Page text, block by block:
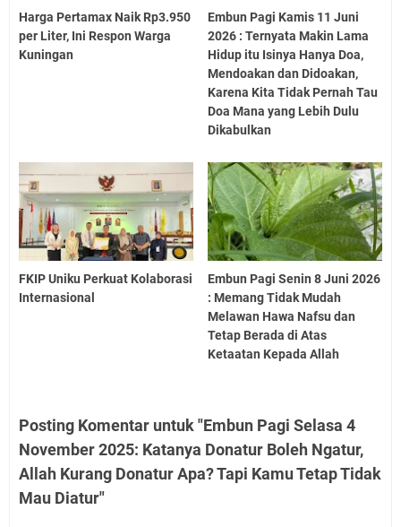
Harga Pertamax Naik Rp3.950
per Liter, Ini Respon Warga
Kuningan
Embun Pagi Kamis 11 Juni
2026 : Ternyata Makin Lama
Hidup itu Isinya Hanya Doa,
Mendoakan dan Didoakan,
Karena Kita Tidak Pernah Tau
Doa Mana yang Lebih Dulu
Dikabulkan
FKIP Uniku Perkuat Kolaborasi
Internasional
Embun Pagi Senin 8 Juni 2026
: Memang Tidak Mudah
Melawan Hawa Nafsu dan
Tetap Berada di Atas
Ketaatan Kepada Allah
Posting Komentar untuk "Embun Pagi Selasa 4
November 2025: Katanya Donatur Boleh Ngatur,
Allah Kurang Donatur Apa? Tapi Kamu Tetap Tidak
Mau Diatur"